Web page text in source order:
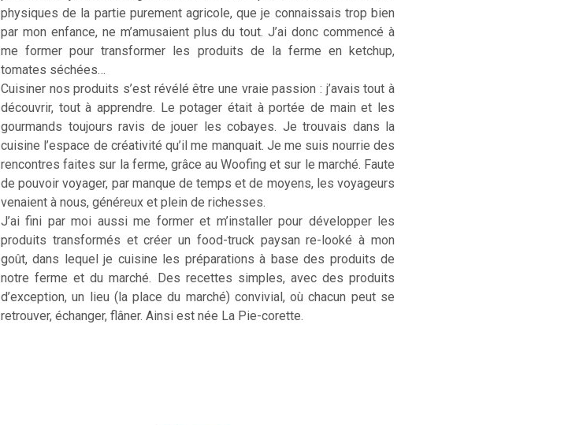
physiques de la partie purement agricole, que je connaissais trop bien
par mon enfance, ne m’amusaient plus du tout. J’ai donc commencé à
me former pour transformer les produits de la ferme en ketchup,
tomates séchées…
Cuisiner nos produits s’est révélé être une vraie passion : j’avais tout à
découvrir, tout à apprendre. Le potager était à portée de main et les
gourmands toujours ravis de jouer les cobayes. Je trouvais dans la
cuisine l’espace de créativité qu’il me manquait. Je me suis nourrie des
rencontres faites sur la ferme, grâce au Woofing et sur le marché. Faute
de pouvoir voyager, par manque de temps et de moyens, les voyageurs
venaient à nous, généreux et plein de richesses.
J’ai fini par moi aussi me former et m’installer pour développer les
produits transformés et créer un food-truck paysan re-looké à mon
goût, dans lequel je cuisine les préparations à base des produits de
notre ferme et du marché. Des recettes simples, avec des produits
d’exception, un lieu (la place du marché) convivial, où chacun peut se
retrouver, échanger, flâner. Ainsi est née La Pie-corette.